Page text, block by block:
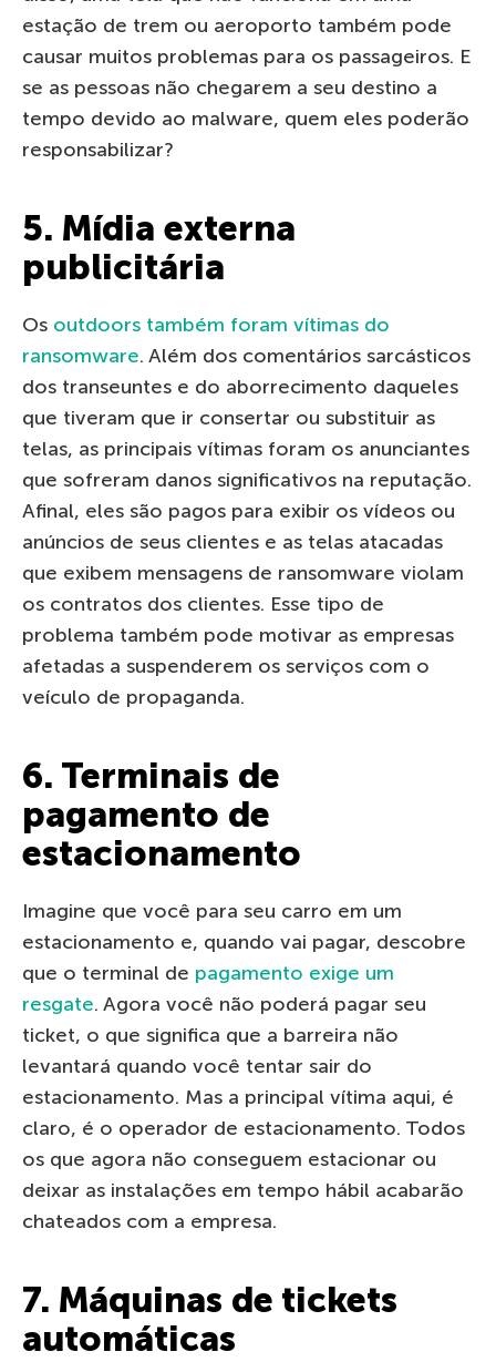
estação de trem ou aeroporto também pode
causar muitos problemas para os passageiros. E
se as pessoas não chegarem a seu destino a
tempo devido ao malware, quem eles poderão
responsabilizar?
5. Mídia externa
publicitária
Os outdoors também foram vítimas do
ransomware. Além dos comentários sarcásticos
dos transeuntes e do aborrecimento daqueles
que tiveram que ir consertar ou substituir as
telas, as principais vítimas foram os anunciantes
que sofreram danos significativos na reputação.
Afinal, eles são pagos para exibir os vídeos ou
anúncios de seus clientes e as telas atacadas
que exibem mensagens de ransomware violam
os contratos dos clientes. Esse tipo de
problema também pode motivar as empresas
afetadas a suspenderem os serviços com o
veículo de propaganda.
6. Terminais de
pagamento de
estacionamento
Imagine que você para seu carro em um
estacionamento e, quando vai pagar, descobre
que o terminal de pagamento exige um
resgate. Agora você não poderá pagar seu
ticket, o que significa que a barreira não
levantará quando você tentar sair do
estacionamento. Mas a principal vítima aqui, é
claro, é o operador de estacionamento. Todos
os que agora não conseguem estacionar ou
deixar as instalações em tempo hábil acabarão
chateados com a empresa.
7. Máquinas de tickets
automáticas